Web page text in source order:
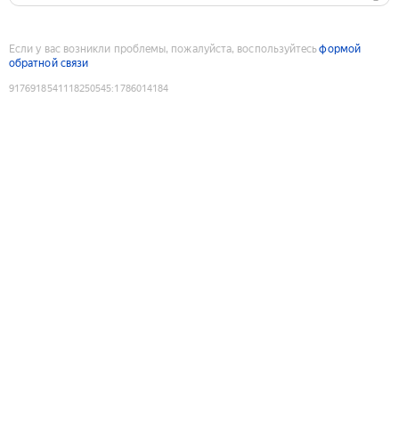
Если у вас возникли проблемы, пожалуйста, воспользуйтесьформой
обратной связи
9176918541118250545:1786014184